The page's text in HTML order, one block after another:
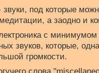
звуки, под которые
а заодно и
с минимумом
звуков, которые,
громкости.